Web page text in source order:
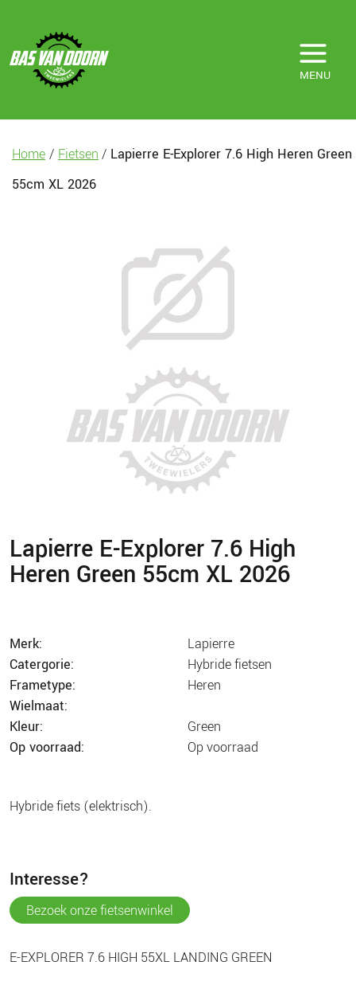
MENU
Home / Fietsen / Lapierre E-Explorer 7.6 High Heren Green
55cm XL 2026
Lapierre E-Explorer 7.6 High
Heren Green 55cm XL 2026
merk:
lapierre
catergorie:
hybride fietsen
frametype:
heren
wielmaat:
kleur:
green
op voorraad:
op voorraad
hybride fiets (elektrisch).
interesse?
bezoek onze fietsenwinkel
E-EXPLORER 7.6 HIGH 55XL LANDING GREEN